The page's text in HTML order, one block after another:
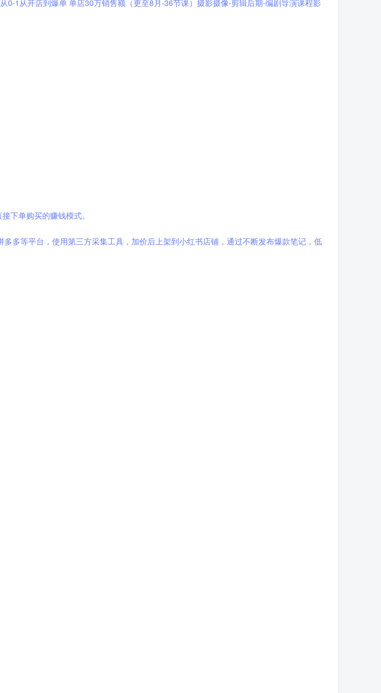
下单购买的赚钱模式。
多等平台，使用第三方采集工具，加价后上架到小红书店铺，通过不断发布爆款笔记，低